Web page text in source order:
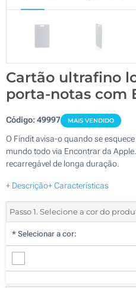
Cartão ultrafino
porta-notas com
Código:49997 MAIS VENDIDO
O Findit avisa-o quando se
mundo todo via Encontrar da
recarregável de longa duração.
+ Descrição+ Características
Passo 1. Selecione a cor do
* Selecionar a cor: